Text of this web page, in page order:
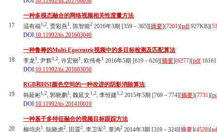
17
一种多模态融合的网络视频相关性度量方法
温有福1,2, 贾彩燕1, 陈智能2 2016年3期 [359－365][摘要](7201)[pdf 927KB](
DOI:10.11992/tis.201603040
18
一种鲁棒的Multi-Egocentric视频中的多目标检测及匹配算法
李龙1, 尹辉1,2, 许宏丽1, 欧伟奇1 2016年5期 [619－626][摘要](6277)[pdf
DOI:10.11992/tis.201603050
19
RGB和HSI颜色空间的一种改进的阴影消除算法
韩延彬1,2, 郭晓鹏1, 魏延文1,2, 李恒建1,2 2015年5期 [769－774][摘要](7731)[
DOI:10.11992/tis.201410010
20
一种基于多特征融合的视频目标跟踪方法
柳培忠1, 阮晓虎2, 田震2, 李卫军2, 覃鸿2 2014年3期 [319－324][摘要](4528)[